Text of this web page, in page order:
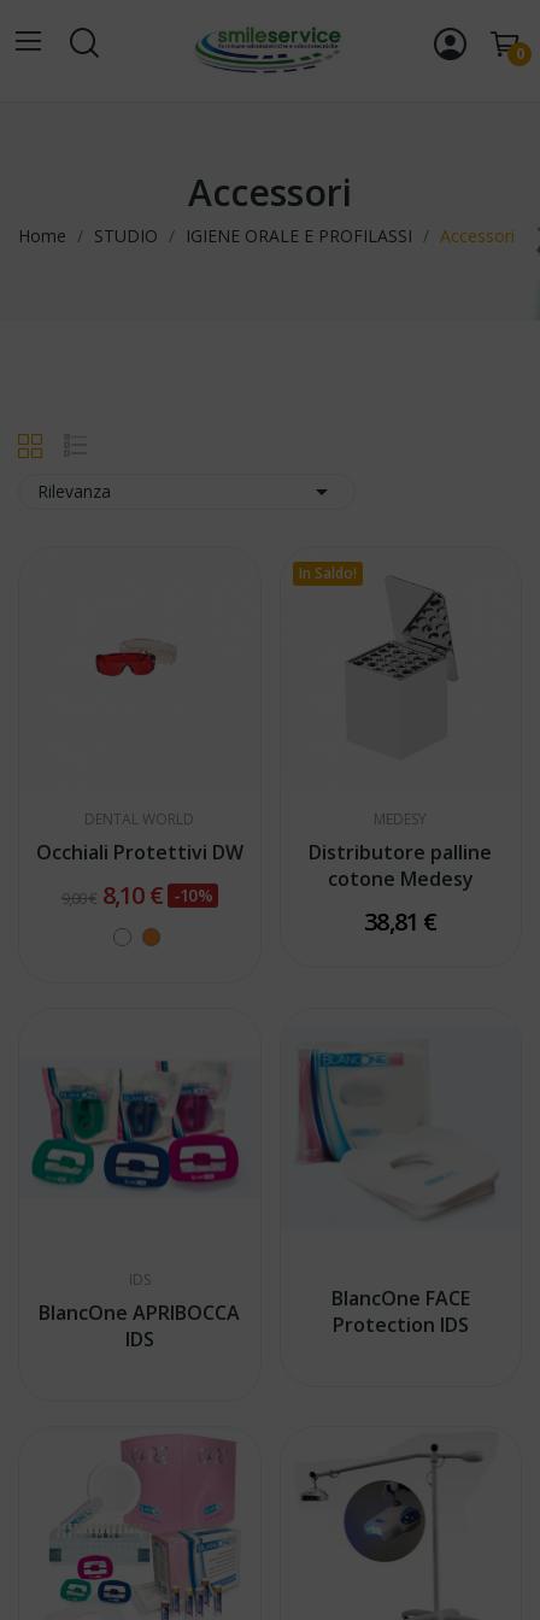
0
Accessori
Home STUDIO IGIENE ORALE E PROFILASSI Accessori
Rilevanza 
DENTAL WORLD
Occhiali Protettivi DW
9,00 € 8,10 € -10%
In Saldo!
MEDESY
Distributore palline
cotone Medesy
38,81 €
IDS
BlancOne APRIBOCCA
IDS
BlancOne FACE
Protection IDS